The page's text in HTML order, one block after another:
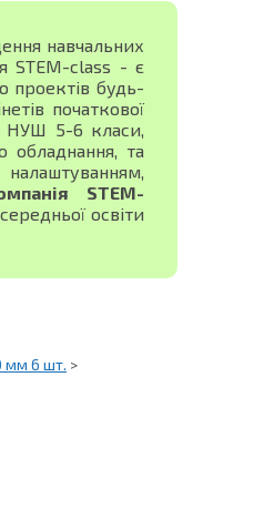
навчальних
STEM-class - є
проектів будь-
початкової
НУШ 5-6 класи,
обладнання, та
STEM-
освіти
мм 6 шт. >